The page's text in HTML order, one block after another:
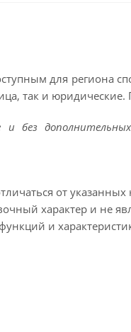
для региона
так и юридические.
и без
от
характер и не
и